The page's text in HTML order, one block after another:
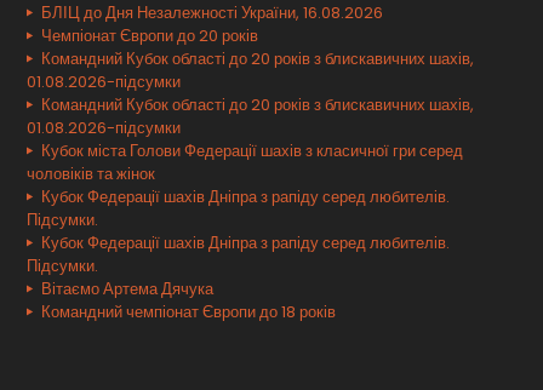
БЛІЦ до Дня Незалежності України, 16.08.2026
Чемпіонат Європи до 20 років
Командний Кубок області до 20 років з блискавичних шахів,
01.08.2026-підсумки
Командний Кубок області до 20 років з блискавичних шахів,
01.08.2026-підсумки
Кубок міста Голови Федерації шахів з класичної гри серед
чоловіків та жінок
Кубок Федерації шахів Дніпра з рапіду серед любителів.
Підсумки.
Кубок Федерації шахів Дніпра з рапіду серед любителів.
Підсумки.
Вітаємо Артема Дячука
Командний чемпіонат Європи до 18 років